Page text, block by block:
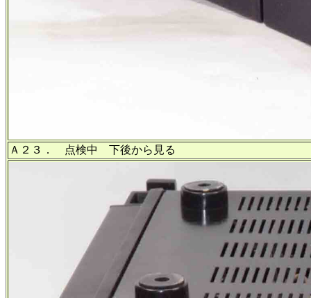
Ａ２３． 点検中 下後から見る